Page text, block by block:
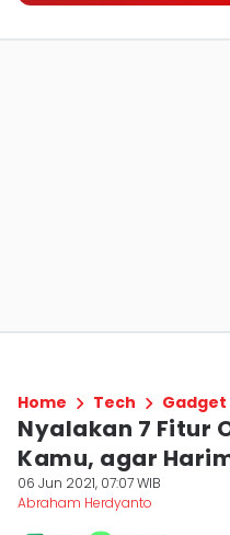
Home Tech Gadget
Nyalakan 7 Fitur
Kamu, agar
06 Jun 2021, 07:07 WIB
Abraham Herdyanto